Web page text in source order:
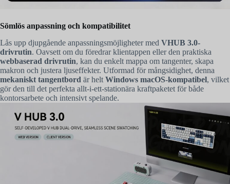
Sömlös anpassning och kompatibilitet
Lås upp djupgående anpassningsmöjligheter med VHUB 3.0-
drivrutin. Oavsett om du föredrar klientappen eller den praktiska
webbaserad drivrutin, kan du enkelt mappa om tangenter, skapa
makron och justera ljuseffekter. Utformad för mångsidighet, denna
mekaniskt tangentbord är helt Windows macOS-kompatibel, vilket
gör den till det perfekta allt-i-ett-stationära kraftpaketet för både
kontorsarbete och intensivt spelande.